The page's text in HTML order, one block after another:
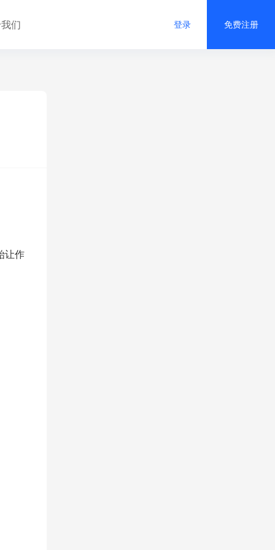
们 登录 免费注册
让作